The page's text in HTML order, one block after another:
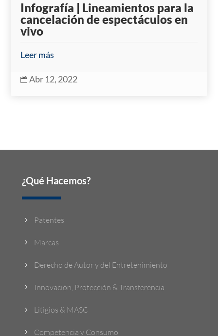
Infografía | Lineamientos para la
cancelación de espectáculos en
vivo
Leer más
 Abr 12, 2022
¿Qué Hacemos?
5 Patentes
5 Marcas
5 Derecho de Autor y del Entretenimiento
5 Innovación, Protección & Transferencia
5 Litigios & MASC
5 Competencia y Consumo